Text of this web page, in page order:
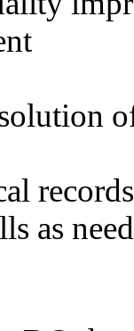
as